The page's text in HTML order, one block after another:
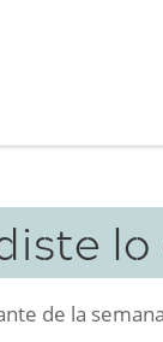
lo
de la